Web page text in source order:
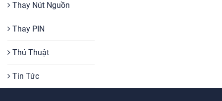
Thay Nút Nguồn
Thay PIN
Thủ Thuật
Tin Tức